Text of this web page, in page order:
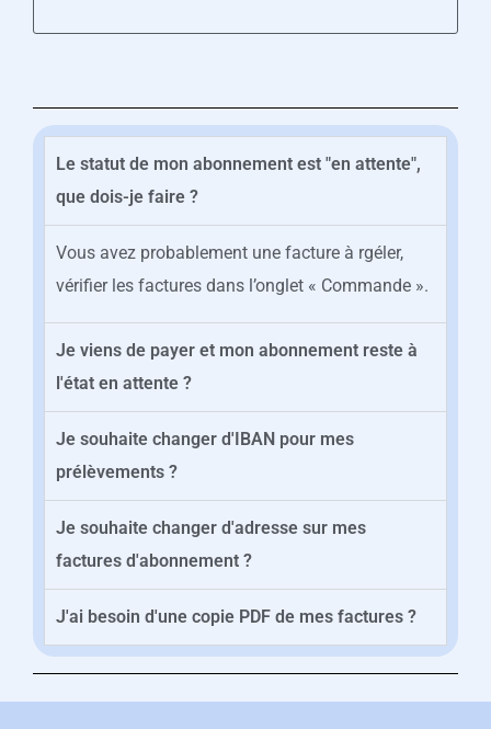
Le statut de mon abonnement est "en attente",
que dois-je faire ?
Vous avez probablement une facture à rgéler,
vérifier les factures dans l’onglet « Commande ».
Je viens de payer et mon abonnement reste à
l'état en attente ?
Je souhaite changer d'IBAN pour mes
prélèvements ?
Je souhaite changer d'adresse sur mes
factures d'abonnement ?
J'ai besoin d'une copie PDF de mes factures ?